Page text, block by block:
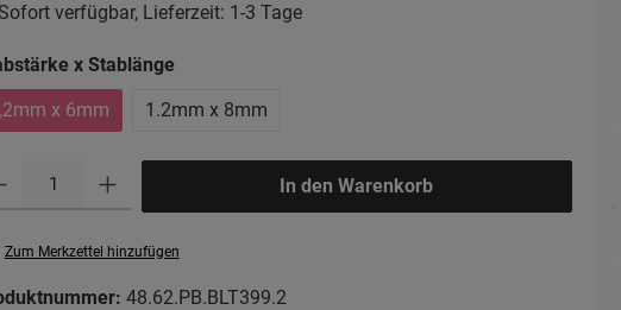
Sofort verfügbar, Lieferzeit: 1-3 Tage
x Stablängeauswählen
x 6mm 1.2mm x 8mm
In den Warenkorb
Zum Merkzettel hinzufügen
48.62.PB.BLT399.2